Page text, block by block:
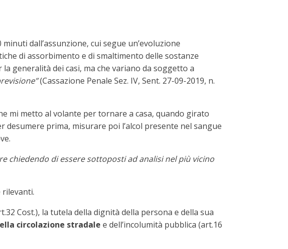
dall’assunzione, cui segue un’evoluzione
di assorbimento e di smaltimento delle sostanze
generalità dei casi, ma che variano da soggetto a
(Cassazione Penale Sez. IV, Sent. 27-09-2019, n.
mi metto al volante per tornare a casa, quando girato
prima, misurare poi l’alcol presente nel sangue
chiedendo di essere sottoposti ad analisi nel più vicino
Cost.), la tutela della dignità della persona e della sua
circolazione stradale e dell’incolumità pubblica (art.16